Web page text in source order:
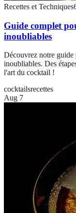
Recettes et Techniques
Guide complet
inoubliables
Découvrez notre guide
inoubliables. Des
l'art du cocktail !
cocktailsrecettes
Aug 7